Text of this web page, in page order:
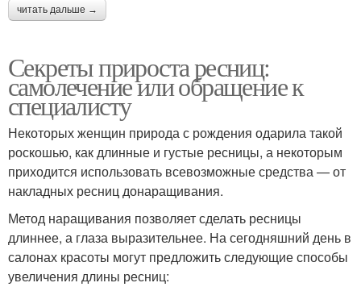
читать дальше →
Секреты прироста ресниц:
самолечение или обращение к
специалисту
Некоторых женщин природа с рождения одарила такой
роскошью, как длинные и густые ресницы, а некоторым
приходится использовать всевозможные средства — от
накладных ресниц донаращивания.
Метод наращивания позволяет сделать ресницы
длиннее, а глаза выразительнее. На сегодняшний день в
салонах красоты могут предложить следующие способы
увеличения длины ресниц: